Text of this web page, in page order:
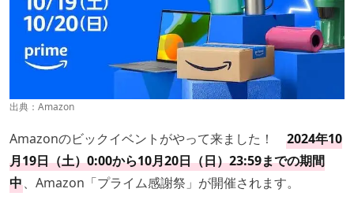
出典： Amazon
Amazonのビックイベントがやって来ました！ 2024年10
月19日（土）0:00から10月20日（日）23:59までの期間
中、Amazon「プライム感謝祭」が開催されます。